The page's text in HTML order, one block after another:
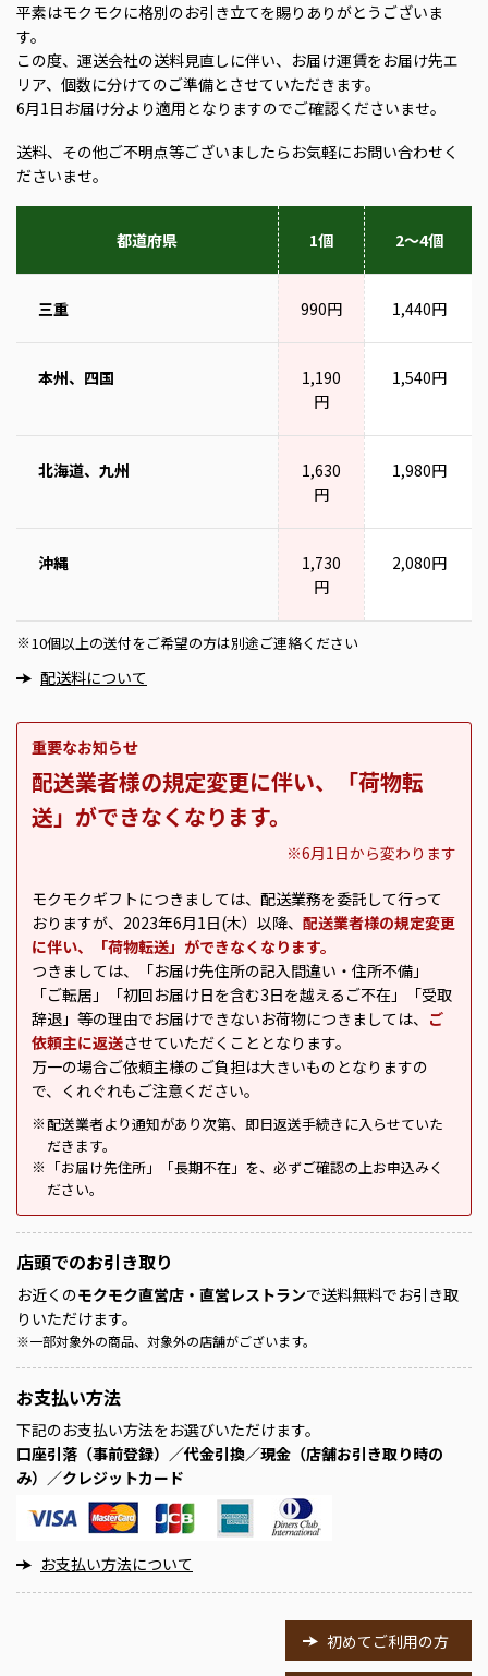
平素はモクモクに格別のお引き立てを賜りありがとうございま
す。
この度、運送会社の送料見直しに伴い、お届け運賃をお届け先エ
リア、個数に分けてのご準備とさせていただきます。
6月1日お届け分より適用となりますのでご確認くださいませ。
送料、その他ご不明点等ございましたらお気軽にお問い合わせく
ださいませ。
都道府県 1個 2～4個
三重 990円 1,440円
本州、四国
1,190
円
1,540円
北海道、九州
1,630
円
1,980円
沖縄
1,730
円
2,080円
※ 10個以上の送付をご希望の方は別途ご連絡ください
配送料について
重要なお知らせ
配送業者様の規定変更に伴い、「荷物転
送」ができなくなります。
※6月1日から変わります
モクモクギフトにつきましては、配送業務を委託して行って
おりますが、2023年6月1日(木）以降、 配送業者様の規定変更
に伴い、「荷物転送」ができなくなります。
つきましては、「お届け先住所の記入間違い・住所不備」
「ご転居」「初回お届け日を含む3日を越えるご不在」「受取
辞退」等の理由でお届けできないお荷物につきましては、 ご
依頼主に返送させていただくこととなります。
万一の場合ご依頼主様のご負担は大きいものとなりますの
で、くれぐれもご注意ください。
※ 配送業者より通知があり次第、即日返送手続きに入らせていた
だきます。
※
「お届け先住所」「長期不在」を、必ずご確認の上お申込みく
ださい。
店頭でのお引き取り
お近くのモクモク直営店・直営レストランで送料無料でお引き取
りいただけます。
※一部対象外の商品、対象外の店舗がございます。
お支払い方法
下記のお支払い方法をお選びいただけます。
口座引落（事前登録）／代金引換／現金（店舗お引き取り時の
み）／クレジットカード
お支払い方法について
初めてご利用の方